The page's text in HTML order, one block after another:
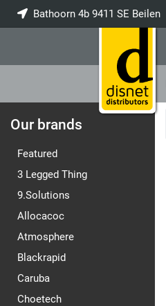
Bathoorn 4b 9411 SE Beilen
Our brands
Featured
3 Legged Thing
9.Solutions
Allocacoc
Atmosphere
Blackrapid
Caruba
Choetech